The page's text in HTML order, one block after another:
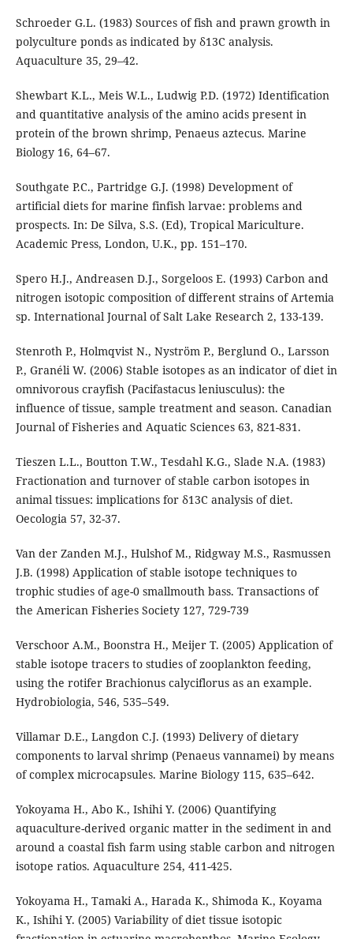
Schroeder G.L. (1983) Sources of fish and prawn growth in
polyculture ponds as indicated by δ13C analysis.
Aquaculture 35, 29–42.
Shewbart K.L., Meis W.L., Ludwig P.D. (1972) Identification
and quantitative analysis of the amino acids present in
protein of the brown shrimp, Penaeus aztecus. Marine
Biology 16, 64–67.
Southgate P.C., Partridge G.J. (1998) Development of
artificial diets for marine finfish larvae: problems and
prospects. In: De Silva, S.S. (Ed), Tropical Mariculture.
Academic Press, London, U.K., pp. 151–170.
Spero H.J., Andreasen D.J., Sorgeloos E. (1993) Carbon and
nitrogen isotopic composition of different strains of Artemia
sp. International Journal of Salt Lake Research 2, 133-139.
Stenroth P., Holmqvist N., Nyström P., Berglund O., Larsson
P., Granéli W. (2006) Stable isotopes as an indicator of diet in
omnivorous crayfish (Pacifastacus leniusculus): the
influence of tissue, sample treatment and season. Canadian
Journal of Fisheries and Aquatic Sciences 63, 821-831.
Tieszen L.L., Boutton T.W., Tesdahl K.G., Slade N.A. (1983)
Fractionation and turnover of stable carbon isotopes in
animal tissues: implications for δ13C analysis of diet.
Oecologia 57, 32-37.
Van der Zanden M.J., Hulshof M., Ridgway M.S., Rasmussen
J.B. (1998) Application of stable isotope techniques to
trophic studies of age-0 smallmouth bass. Transactions of
the American Fisheries Society 127, 729-739
Verschoor A.M., Boonstra H., Meijer T. (2005) Application of
stable isotope tracers to studies of zooplankton feeding,
using the rotifer Brachionus calyciflorus as an example.
Hydrobiologia, 546, 535–549.
Villamar D.E., Langdon C.J. (1993) Delivery of dietary
components to larval shrimp (Penaeus vannamei) by means
of complex microcapsules. Marine Biology 115, 635–642.
Yokoyama H., Abo K., Ishihi Y. (2006) Quantifying
aquaculture-derived organic matter in the sediment in and
around a coastal fish farm using stable carbon and nitrogen
isotope ratios. Aquaculture 254, 411-425.
Yokoyama H., Tamaki A., Harada K., Shimoda K., Koyama
K., Ishihi Y. (2005) Variability of diet tissue isotopic